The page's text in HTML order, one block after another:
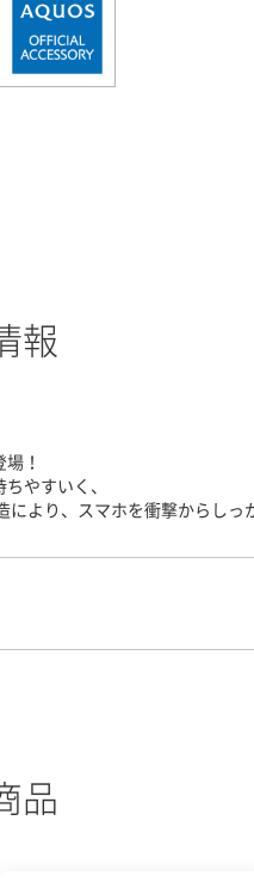
報
！
やすいく、
より、スマホを衝撃からしっ
品